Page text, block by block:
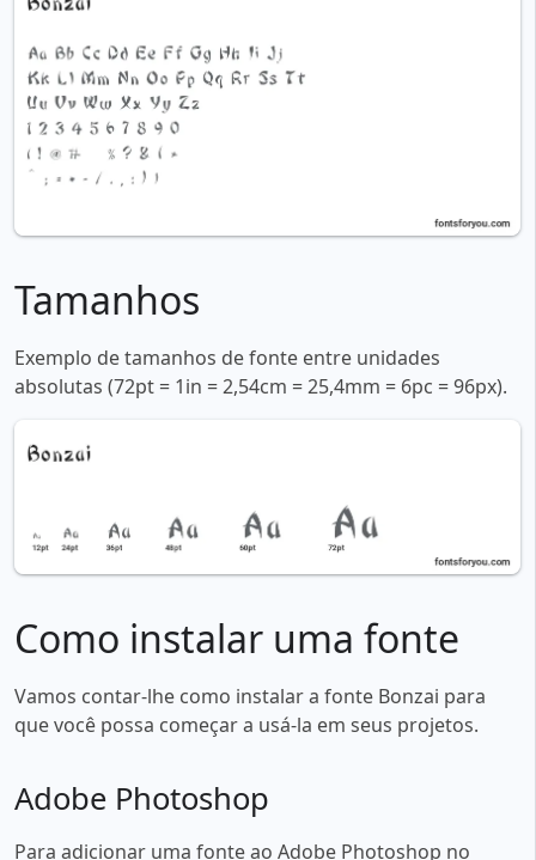
Tamanhos
Exemplo de tamanhos de fonte entre unidades
absolutas (72pt = 1in = 2,54cm = 25,4mm = 6pc = 96px).
Como instalar uma fonte
Vamos contar-lhe como instalar a fonte Bonzai para
que você possa começar a usá-la em seus projetos.
Adobe Photoshop
Para adicionar uma fonte ao Adobe Photoshop no